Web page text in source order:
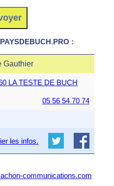
:
Gauthier
LA TESTE DE BUCH
05 56 54 70 74
les infos.
communications.com